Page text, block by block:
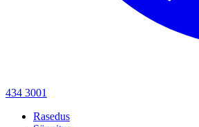
434 3001
Rasedus